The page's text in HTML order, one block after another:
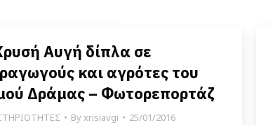
Αυγή δίπλα σε
και αγρότες του
Δράμας – Φωτορεπορτάζ
Byxrisiavgi 25/01/2016